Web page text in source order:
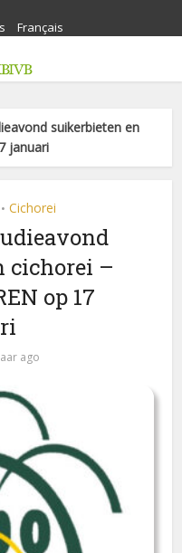
Français
suikerbieten en
januari
• Cichorei
cichorei –
op 17
ago